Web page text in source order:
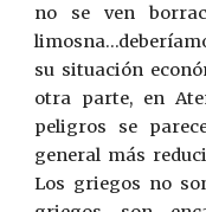
no se ven
su situación
otra parte, en
peligros se
general más
Los griegos no